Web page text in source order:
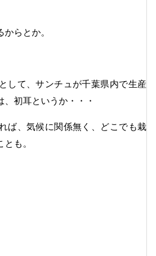
らとか。
して、サンチュが千葉県内で生産
初耳というか・・・
ば、気候に関係無く、どこでも栽
も。